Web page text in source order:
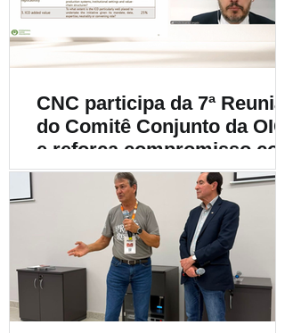
CNC participa da 7ª Reunião
do Comitê Conjunto da OIC
e reforça compromisso com
a cafeicultura mundial